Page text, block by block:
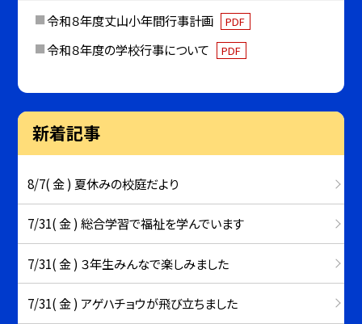
令和８年度丈山小年間行事計画 PDF
令和８年度の学校行事について PDF
新着記事
8/7( 金 ) 夏休みの校庭だより
7/31( 金 ) 総合学習で福祉を学んでいます
7/31( 金 ) ３年生みんなで楽しみました
7/31( 金 ) アゲハチョウが飛び立ちました